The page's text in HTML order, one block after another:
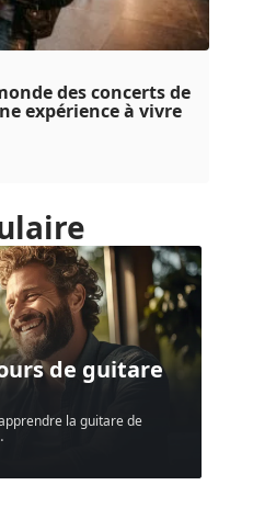
des concerts de
expérience à vivre
de guitare
la guitare de